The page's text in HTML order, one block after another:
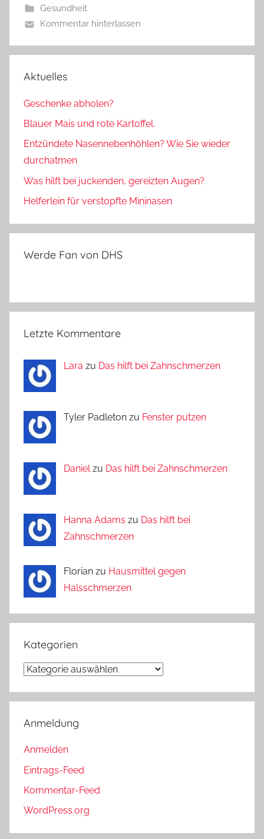
Gesundheit
Kommentar hinterlassen
Aktuelles
Geschenke abholen?
Blauer Mais und rote Kartoffel.
Entzündete Nasennebenhöhlen? Wie Sie wieder
durchatmen
Was hilft bei juckenden, gereizten Augen?
Helferlein für verstopfte Mininasen
Werde Fan von DHS
Letzte Kommentare
Lara zu Das hilft bei Zahnschmerzen
Tyler Padleton zu Fenster putzen
Daniel zu Das hilft bei Zahnschmerzen
Hanna Adams zu Das hilft bei
Zahnschmerzen
Florian zu Hausmittel gegen
Halsschmerzen
Kategorien
Kategorien
Anmeldung
Anmelden
Eintrags-Feed
Kommentar-Feed
WordPress.org